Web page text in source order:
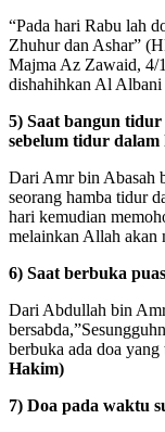
“Pada hari Rabu lah
Zhuhur dan Ashar”
Majma Az Zawaid, 4/
dishahihkan Al
5) Saat bangun
sebelum tidur dalam
Dari Amr bin Abasah
seorang hamba tidur
hari kemudian
melainkan Allah akan
6) Saat berbuka
Dari Abdullah bin
berbuka ada doa
Hakim)
7) Doa pada waktu